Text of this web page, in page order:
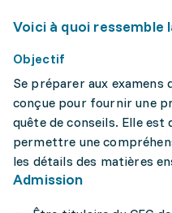
Voici à quoi
Objectif
Se préparer aux
conçue pour fournir une
quête de conseils. Elle est
permettre une
les détails des matières
Admission